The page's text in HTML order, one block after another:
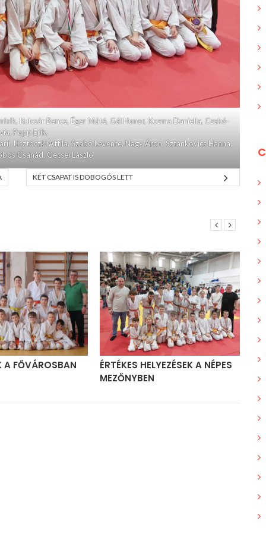
Kulcsár Bence, Éger Máté, Gál Hunor, Kozma Daniella, Czakó-
Papp Erik.
Lisztóczki Attila, Szabó Levente, Nagy Áron, Sztankovics Hanna,
Csanád, Gecsei László
KÉT CSAPAT IS DOBOGÓS LETT
A FŐVÁROSBAN
ÉRTÉKES HELYEZÉSEK A NÉPES
MEZŐNYBEN